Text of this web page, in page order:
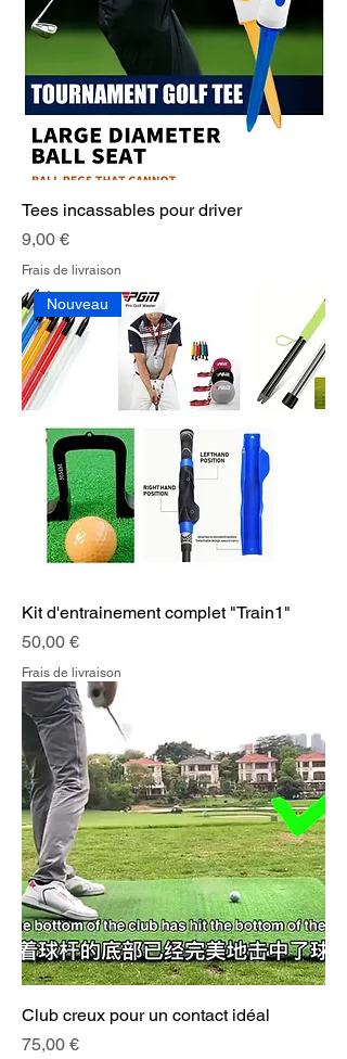
Tees incassables pour driver
Prix
9,00 €
Frais de livraison
Nouveau
Kit d'entrainement complet "Train1"
Prix
50,00 €
Frais de livraison
Club creux pour un contact idéal
Prix
75,00 €